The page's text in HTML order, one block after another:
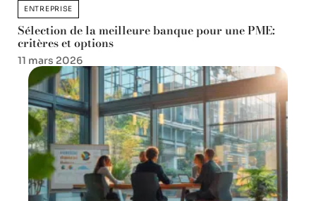
ENTREPRISE
Sélection de la meilleure banque pour une PME:
critères et options
11 mars 2026